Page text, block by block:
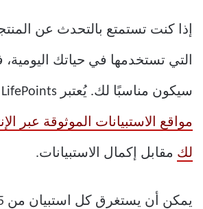
إذا كنت تستمتع بالتحدث عن
سيكون مناسبًا لك. يُعتبر LifePoints واحدًا من
مواقع الاستبيانات الموثوقة عبر
لك مقابل إكمال الاستبيانات.